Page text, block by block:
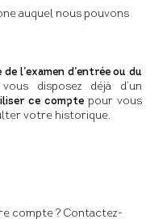
auquel nous pouvons
l’examen d’entrée ou du
disposez déjà d’un
ce comptepour vous
votre historique.
compte ? Contactez-